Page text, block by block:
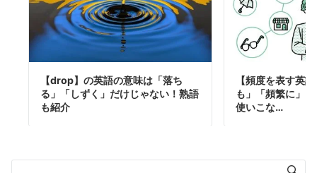
【drop】の英語の意味は「落ち
る」「しずく」だけじゃない！熟語
も紹介
【頻度を表す英
も」「頻繁に」
使いこな…